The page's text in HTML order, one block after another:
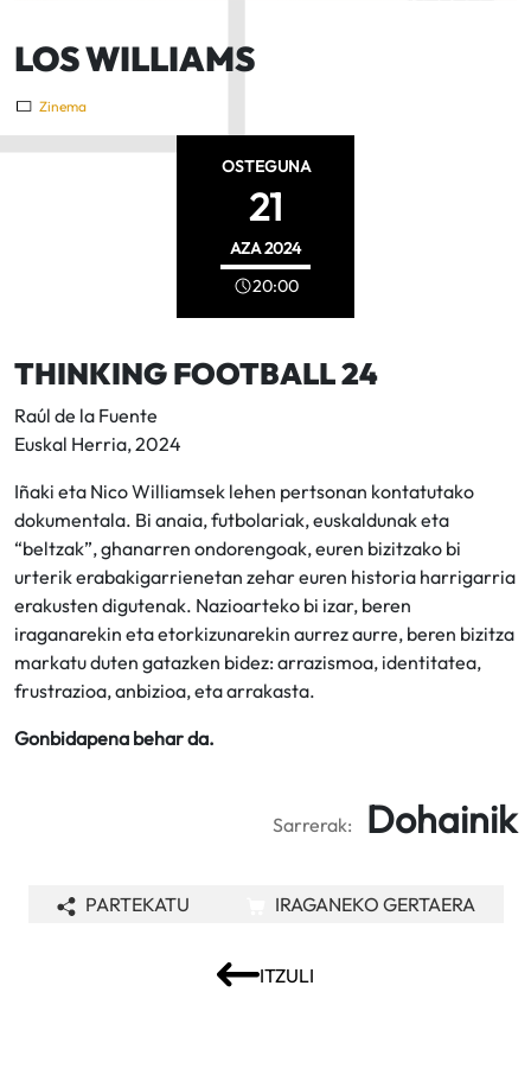
LOS WILLIAMS
Zinema
OSTEGUNA
21
AZA2024
20:00
THINKING FOOTBALL 24
Raúl de la Fuente
Euskal Herria, 2024
Iñaki eta Nico Williamsek lehen pertsonan kontatutako
dokumentala. Bi anaia, futbolariak, euskaldunak eta
“beltzak”, ghanarren ondorengoak, euren bizitzako bi
urterik erabakigarrienetan zehar euren historia harrigarria
erakusten digutenak. Nazioarteko bi izar, beren
iraganarekin eta etorkizunarekin aurrez aurre, beren bizitza
markatu duten gatazken bidez: arrazismoa, identitatea,
frustrazioa, anbizioa, eta arrakasta.
Gonbidapena behar da.
Sarrerak: Dohainik
ITZULI
PARTEKATU IRAGANEKO GERTAERA